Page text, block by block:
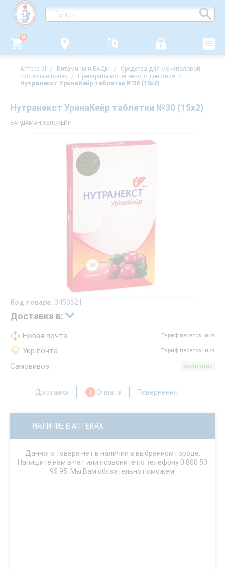
0
Аптека 3i / Витамины и БАДЫ /
Средства для мочеполовой
системы и почек / Препараты мочегонного действия
/
Нутранекст УринаКейр таблетки №30 (15х2)
Нутранекст УринаКейр таблетки №30 (15х2)
ВАРДХМАН ХЕЛСКЕЙР
Код товара: 3450621
Доставка в:
Новая почта Тариф перевозчика
Укр почта Тариф перевозчика
Самовивоз Бесплатно
Доставка Оплата Повернення
НАЛИЧИЕ В АПТЕКАХ
Данного товара нет в наличии в выбранном городе.
Напишите нам в чат или позвоните по телефону 0 800 50
95 95. Мы Вам обязательно поможем!